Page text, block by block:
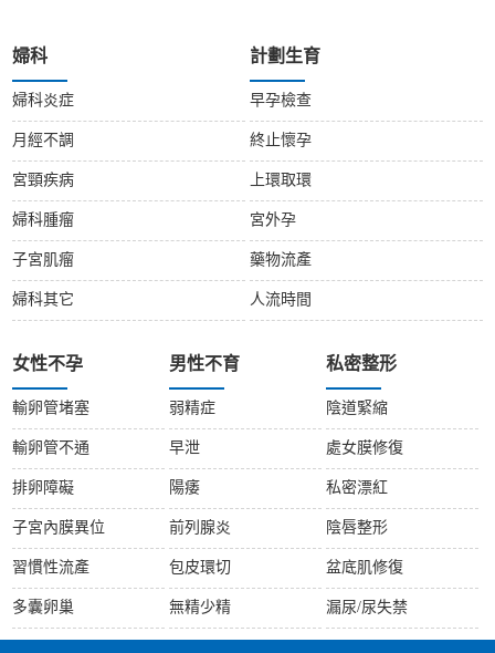
婦科
婦科炎症
月經不調
宮頸疾病
婦科腫瘤
子宮肌瘤
婦科其它
計劃生育
早孕檢查
終止懷孕
上環取環
宮外孕
藥物流產
人流時間
女性不孕
輸卵管堵塞
輸卵管不通
排卵障礙
子宮內膜異位
習慣性流產
多囊卵巢
男性不育
弱精症
早泄
陽痿
前列腺炎
包皮環切
無精少精
私密整形
陰道緊縮
處女膜修復
私密漂紅
陰唇整形
盆底肌修復
漏尿/尿失禁